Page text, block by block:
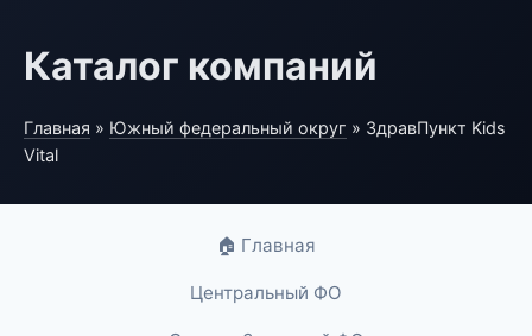
Каталог компаний
Главная » Южный федеральный округ » ЗдравПункт Kids
Vital
🏠 Главная
Центральный ФО